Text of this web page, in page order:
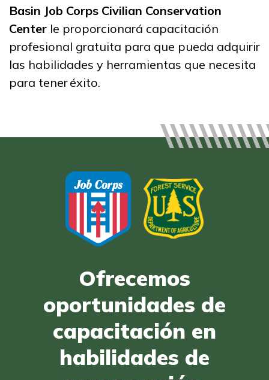
Programas de
Entrenamiento
Artes culinarias
Carpintería, Pre pasantía
extinción de incendios
avanzado
Ver más ...
Aprender más
Estudiantes
Padres/Influenciadores
Empleadores
Basin Job Corps Civilian Conservation
Center le proporcionará capacitación
profesional gratuita para que pueda adquirir
las habilidades y herramientas que necesita
para tener éxito.
Ofrecemos
oportunidades de
capacitación en
habilidades de